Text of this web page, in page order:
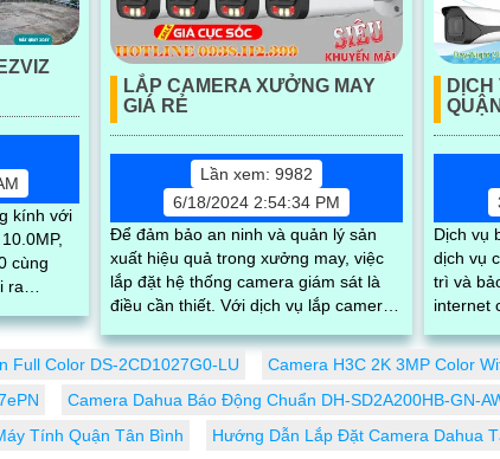
kính với
cùng
LẮP CAMERA XƯỞNG MAY
GIÁ RẺ
Lần xem: 9982
6/18/2024 2:54:34 PM
Để đảm bảo an ninh và quản lý sản
xuất hiệu quả trong xưởng may, việc
lắp đặt hệ thống camera giám sát là
điều cần thiết. Với dịch vụ lắp camera
Dịch vụ
dịch vụ
trì và
internet
thành...
Full Color DS-2CD1027G0-LU Camera H3C 2K 3MP Color
Camera Dahua Báo Động Chuẩn DH-SD2A200HB-GN-
Tính Quận Tân Bình Hướng Dẫn Lắp Đặt Camera Dahua